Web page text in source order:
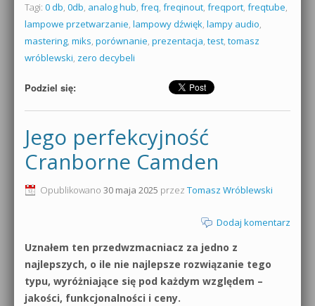
Tagi: 0 db, 0db, analog hub, freq, freqinout, freqport, freqtube,
lampowe przetwarzanie, lampowy dźwięk, lampy audio,
mastering, miks, porównanie, prezentacja, test, tomasz
wróblewski, zero decybeli
Podziel się:
Jego perfekcyjność
Cranborne Camden
Opublikowano 30 maja 2025 przez Tomasz Wróblewski
Dodaj komentarz
Uznałem ten przedwzmacniacz za jedno z
najlepszych, o ile nie najlepsze rozwiązanie tego
typu, wyróżniające się pod każdym względem –
jakości, funkcjonalności i ceny.